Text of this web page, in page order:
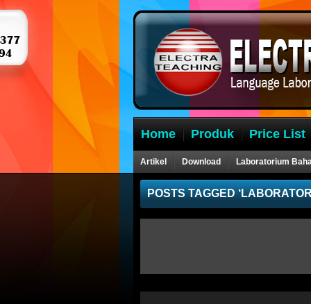
Home Produk Price List
Artikel Download Laboratorium
POSTS TAGGED